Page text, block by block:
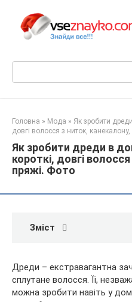
вмісту
Головна » Мода » Як зробити
довгі волосся з ниток,
Як зробити дреди в
короткі, довгі
пряжі. Фото
Зміст
Дреди – екстравагантна
сплутане волосся. Її,
можна зробити навіть у